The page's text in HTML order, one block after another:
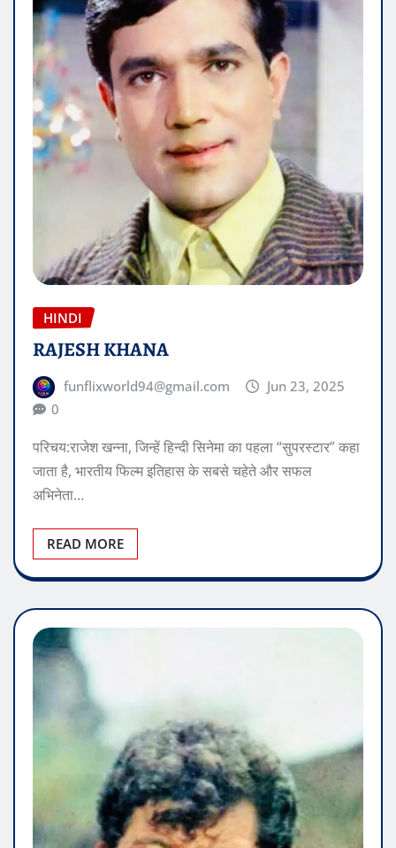
HINDI
RAJESH KHANA
funflixworld94@gmail.com
Jun 23, 2025
0
परिचय:राजेश खन्ना, जिन्हें हिन्दी सिनेमा का पहला “सुपरस्टार” कहा
जाता है, भारतीय फिल्म इतिहास के सबसे चहेते और सफल
अभिनेता…
READ MORE